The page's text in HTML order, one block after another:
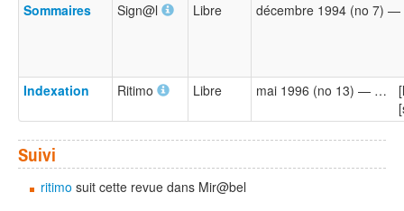
Sommaires Sign@l Libre décembre 1994 (no 7) —
Indexation Ritimo Libre mai 1996 (no 13) — …
Suivi
ritimo suit cette revue dans Mir@bel